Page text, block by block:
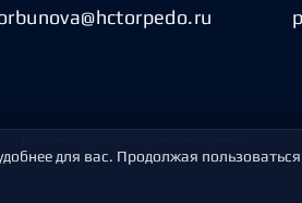
для вас. Продолжая